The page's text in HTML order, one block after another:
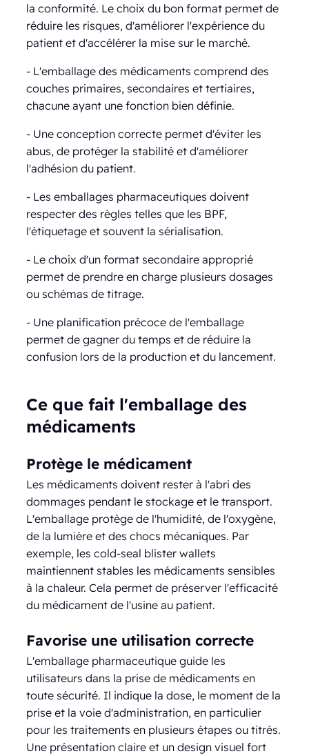
la conformité. Le choix du bon format permet de
réduire les risques, d'améliorer l'expérience du
patient et d'accélérer la mise sur le marché.
- L'emballage des médicaments comprend des
couches primaires, secondaires et tertiaires,
chacune ayant une fonction bien définie.
- Une conception correcte permet d'éviter les
abus, de protéger la stabilité et d'améliorer
l'adhésion du patient.
- Les emballages pharmaceutiques doivent
respecter des règles telles que les BPF,
l'étiquetage et souvent la sérialisation.
- Le choix d'un format secondaire approprié
permet de prendre en charge plusieurs dosages
ou schémas de titrage.
- Une planification précoce de l'emballage
permet de gagner du temps et de réduire la
confusion lors de la production et du lancement.
Ce que fait l'emballage des
médicaments
Protège le médicament
Les médicaments doivent rester à l'abri des
dommages pendant le stockage et le transport.
L'emballage protège de l'humidité, de l'oxygène,
de la lumière et des chocs mécaniques. Par
exemple, les cold-seal blister wallets
maintiennent stables les médicaments sensibles
à la chaleur. Cela permet de préserver l'efficacité
du médicament de l'usine au patient.
Favorise une utilisation correcte
L'emballage pharmaceutique guide les
utilisateurs dans la prise de médicaments en
toute sécurité. Il indique la dose, le moment de la
prise et la voie d'administration, en particulier
pour les traitements en plusieurs étapes ou titrés.
Une présentation claire et un design visuel fort